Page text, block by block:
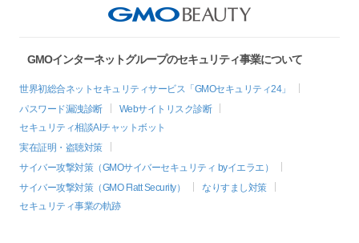
GMOインターネットグループのセキュリティ事業について
世界初総合ネットセキュリティサービス「GMOセキュリティ24」
パスワード漏洩診断
Webサイトリスク診断
セキュリティ相談AIチャットボット
実在証明・盗聴対策
サイバー攻撃対策（GMOサイバーセキュリティ byイエラエ）
サイバー攻撃対策（GMO Flatt Security）
なりすまし対策
セキュリティ事業の軌跡